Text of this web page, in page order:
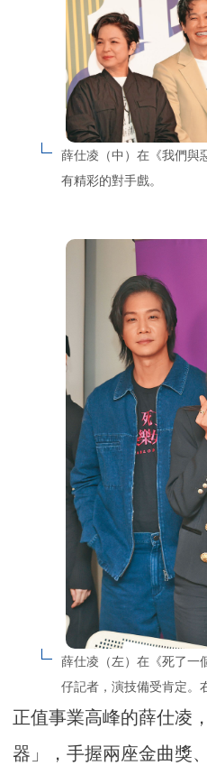
薛仕凌（中）在《我們與
有精彩的對手戲。
薛仕凌（左）在《死了一
仔記者，演技備受肯定。
正值事業高峰的薛仕凌
器」，手握兩座金曲獎